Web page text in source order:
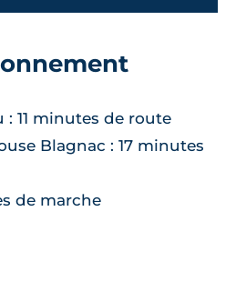
: 11 minutes de route
Blagnac : 17 minutes
de marche